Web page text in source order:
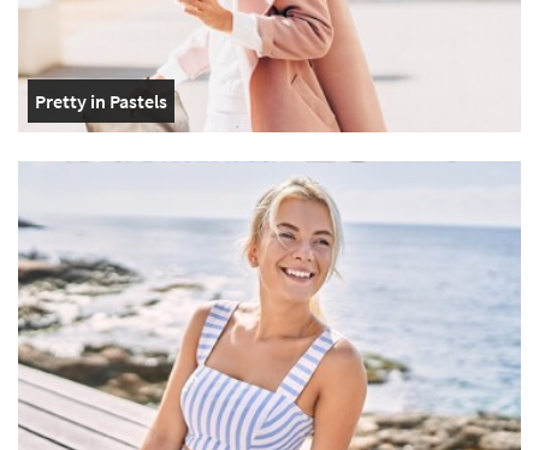
Pretty in Pastels